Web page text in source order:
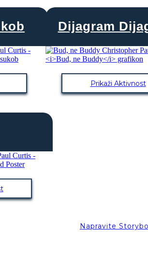
Dijagram
Prikaži Aktivnost
Napravite